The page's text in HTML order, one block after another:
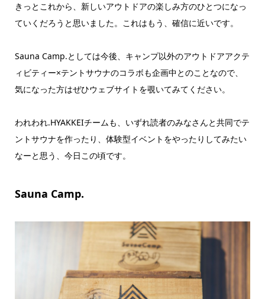
きっとこれから、新しいアウトドアの楽しみ方のひとつになっ
ていくだろうと思いました。これはもう、確信に近いです。
Sauna Camp.としては今後、キャンプ以外のアウトドアアクテ
ィビティー×テントサウナのコラボも企画中とのことなので、
気になった方はぜひウェブサイトを覗いてみてください。
われわれ.HYAKKEIチームも、いずれ読者のみなさんと共同でテ
ントサウナを作ったり、体験型イベントをやったりしてみたい
なーと思う、今日この頃です。
Sauna Camp.